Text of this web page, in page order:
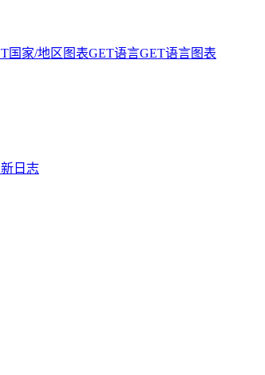
国家/地区图表GET语言GET语言图表
日志